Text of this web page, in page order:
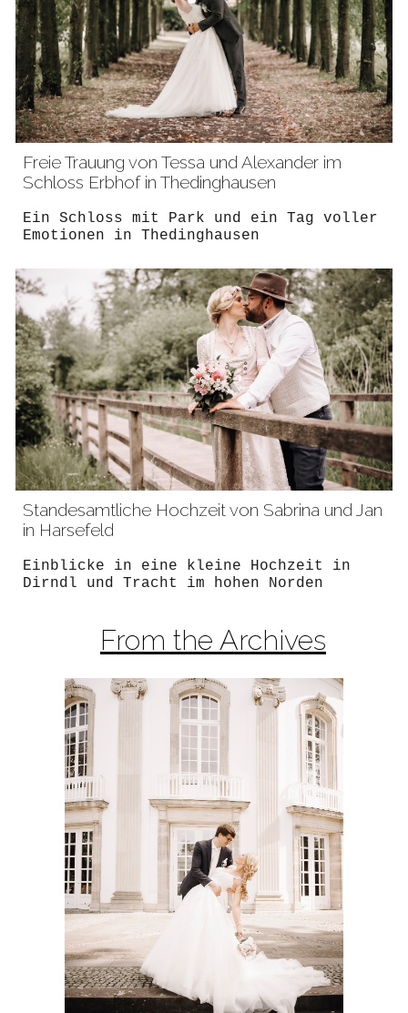
Freie Trauung vonTessa und Alexander im
Schloss Erbhof in Thedinghausen
Ein Schloss mit Park und ein Tag voller
Emotionen in Thedinghausen
Standesamtliche Hochzeit von Sabrina und Jan
in Harsefeld
Einblicke in eine kleine Hochzeit in
Dirndl und Tracht im hohen Norden
From the Archives